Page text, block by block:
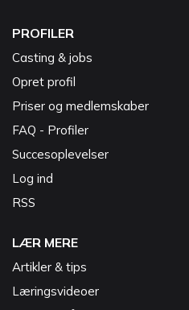
PROFILER
Casting & jobs
Opret profil
Priser og medlemskaber
FAQ - Profiler
Succesoplevelser
Log ind
RSS
LÆR MERE
Artikler & tips
Læringsvideoer